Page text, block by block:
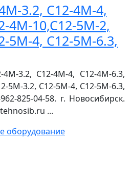
3.2, С12-4М-4,
4М-10,С12-5М-2,
5М-4, С12-5М-6.3,
3.2, С12-4М-4, С12-4М-6.3,
5М-3.2, С12-5М-4, С12-5М-6.3,
825-04-58. г. Новосибирск.
...
оборудование